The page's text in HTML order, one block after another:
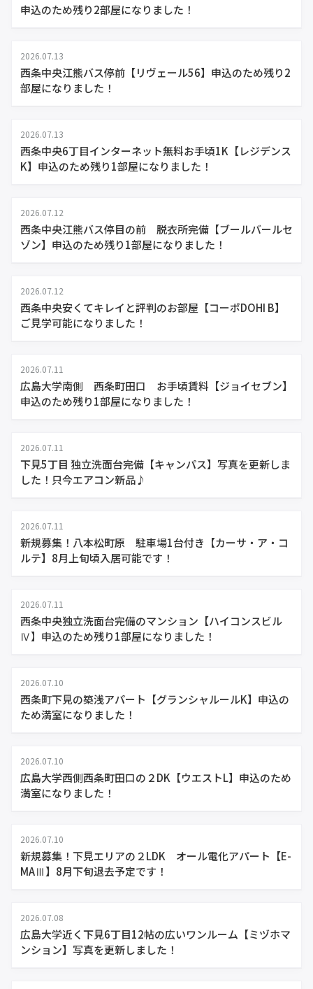
申込のため残り2部屋になりました！
2026.07.13
西条中央江熊バス停前【リヴェール56】申込のため残り2
部屋になりました！
2026.07.13
西条中央6丁目インターネット無料お手頃1K【レジデンス
K】申込のため残り1部屋になりました！
2026.07.12
西条中央江熊バス停目の前 脱衣所完備【ブールバールセ
ゾン】申込のため残り1部屋になりました！
2026.07.12
西条中央安くてキレイと評判のお部屋【コーポDOHI B】
ご見学可能になりました！
2026.07.11
広島大学南側 西条町田口 お手頃賃料【ジョイセブン】
申込のため残り1部屋になりました！
2026.07.11
下見5丁目 独立洗面台完備【キャンパス】写真を更新しま
した！只今エアコン新品♪
2026.07.11
新規募集！八本松町原 駐車場1台付き【カーサ・ア・コ
ルテ】8月上旬頃入居可能です！
2026.07.11
西条中央独立洗面台完備のマンション【ハイコンスビル
Ⅳ】申込のため残り1部屋になりました！
2026.07.10
西条町下見の築浅アパート【グランシャルールK】申込の
ため満室になりました！
2026.07.10
広島大学西側西条町田口の２DK【ウエストL】申込のため
満室になりました！
2026.07.10
新規募集！下見エリアの２LDK オール電化アパート【E-
MAⅢ】8月下旬退去予定です！
2026.07.08
広島大学近く下見6丁目12帖の広いワンルーム【ミヅホマ
ンション】写真を更新しました！